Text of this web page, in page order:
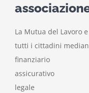
La Mutua del Lavoro
tutti i cittadini
finanziario
assicurativo
legale